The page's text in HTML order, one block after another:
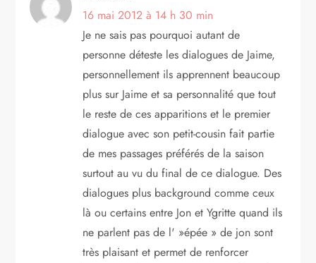
16 mai 2012 à 14 h 30 min
Je ne sais pas pourquoi autant de
personne déteste les dialogues de Jaime,
personnellement ils apprennent beaucoup
plus sur Jaime et sa personnalité que tout
le reste de ces apparitions et le premier
dialogue avec son petit-cousin fait partie
de mes passages préférés de la saison
surtout au vu du final de ce dialogue. Des
dialogues plus background comme ceux
là ou certains entre Jon et Ygritte quand ils
ne parlent pas de l' »épée » de jon sont
très plaisant et permet de renforcer